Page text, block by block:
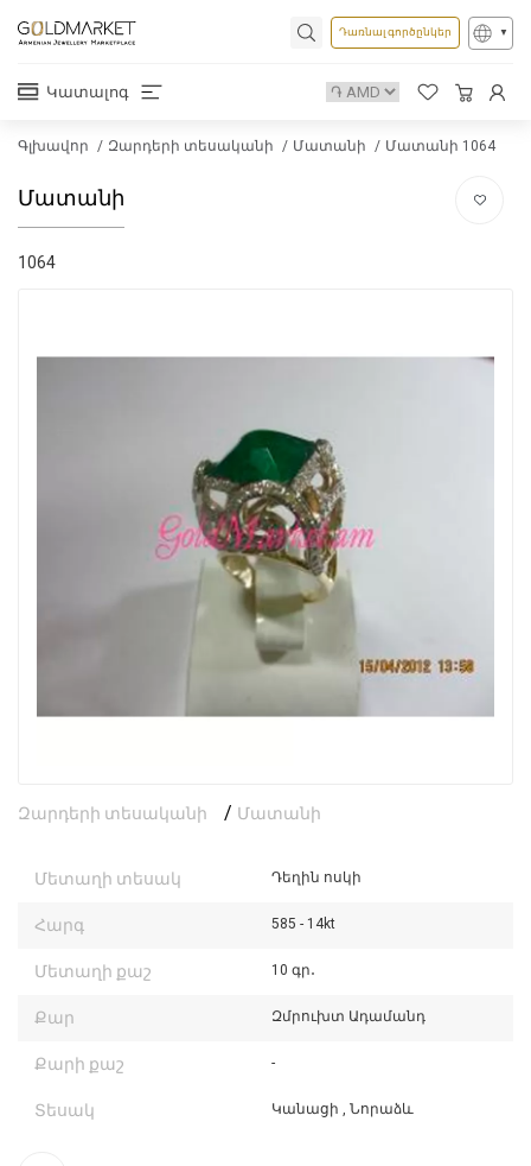
Դառնալ գործընկեր
Կատալոգ
Գլխավոր Զարդերի տեսականի Մատանի Մատանի 1064
Մատանի
1064
Զարդերի տեսականի / Մատանի
Մետաղի տեսակ Դեղին ոսկի
Հարգ 585 - 14kt
Մետաղի քաշ 10 գր․
Քար Զմրուխտ Ադամանդ
Քարի քաշ -
Տեսակ Կանացի , Նորաձև